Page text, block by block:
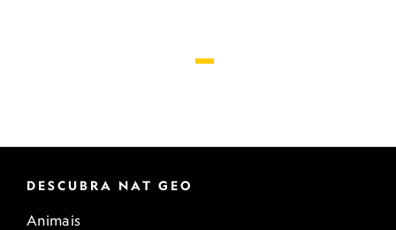
DESCUBRA NAT GEO
Animais